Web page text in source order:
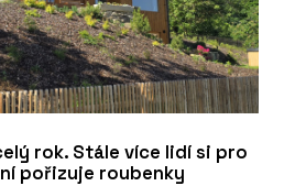
rok. Stále více lidí si pro
pořizuje roubenky